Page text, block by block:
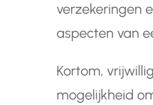
verzekeringen
aspecten van
Kortom,
mogelijkheid